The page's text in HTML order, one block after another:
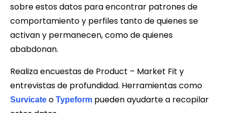
sobre estos datos para encontrar patrones de
comportamiento y perfiles tanto de quienes se
activan y permanecen, como de quienes
ababdonan.
Realiza encuestas de Product – Market Fit y
entrevistas de profundidad. Herramientas como
Survicate o Typeform pueden ayudarte a recopilar